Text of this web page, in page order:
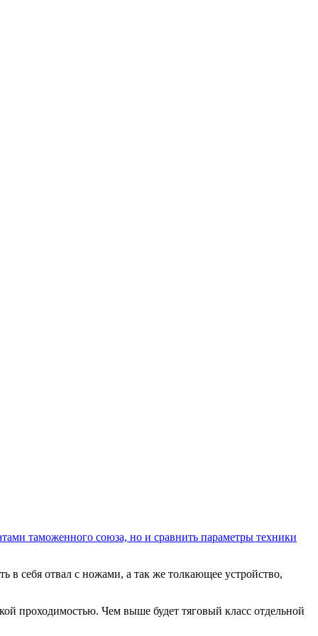
таможенного союза, но и сравнить параметры техники
в себя отвал с ножами, а так же толкающее устройство,
проходимостью. Чем выше будет тяговый класс отдельной